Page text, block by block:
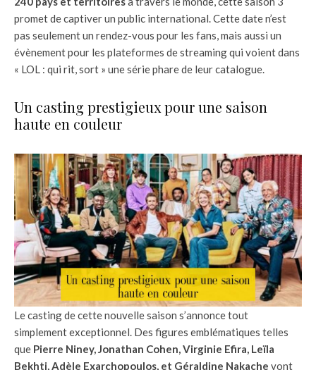
promet de captiver un public international. Cette date n’est
pas seulement un rendez-vous pour les fans, mais aussi un
évènement pour les plateformes de streaming qui voient dans
« LOL : qui rit, sort » une série phare de leur catalogue.
Un casting prestigieux pour une saison
haute en couleur
Le casting de cette nouvelle saison s’annonce tout
simplement exceptionnel. Des figures emblématiques telles
que Pierre Niney, Jonathan Cohen, Virginie Efira, Leïla
Bekhti, Adèle Exarchopoulos, et Géraldine Nakache vont